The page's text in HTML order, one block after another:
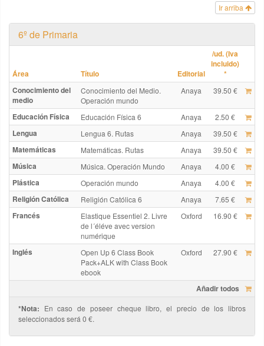
Ir arriba
6º de Primaria
Área Título Editorial
/ud. (Iva
incluido)
*
Conocimiento del
medio
Conocimiento del Medio.
Operación mundo
Anaya 39.50 €
Educación Física Educación Física 6 Anaya 2.50 €
Lengua Lengua 6. Rutas Anaya 39.50 €
Matemáticas Matemáticas. Rutas Anaya 39.50 €
Música Música. Operación Mundo Anaya 4.00 €
Plástica Operación mundo Anaya 4.00 €
Religión Católica Religión Católica 6 Anaya 7.65 €
Francés
Elastique Essentiel 2. Livre
de l´éléve avec version
numérique
Oxford 16.90 €
Inglés
Open Up 6 Class Book
Pack+ALK with Class Book
ebook
Oxford 27.90 €
Añadir todos
*Nota: En caso de poseer cheque libro, el precio de los libros
seleccionados será 0 €.